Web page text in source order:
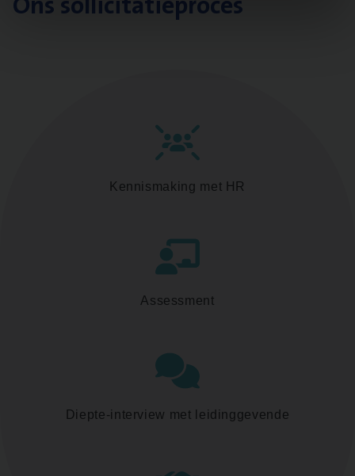
Kennismaking met HR
Assessment
Diepte-interview met leidinggevende